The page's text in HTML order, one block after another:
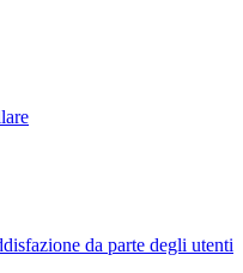
da parte degli utenti